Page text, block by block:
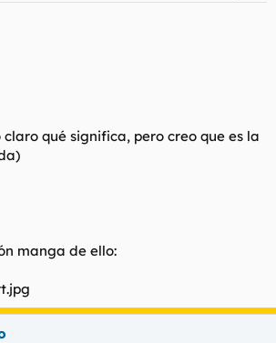
qué significa, pero creo que es la
manga de ello: